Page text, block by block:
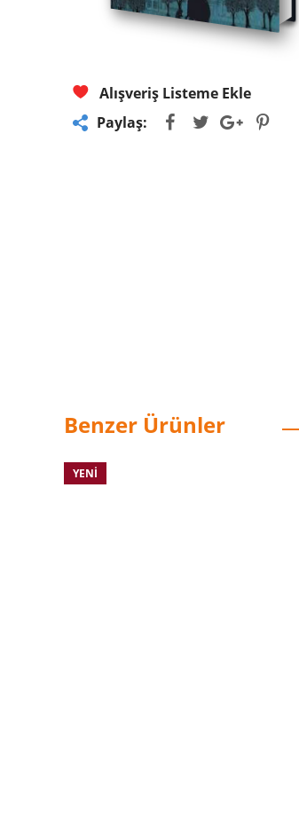
Alışveriş Listeme Ekle
Paylaş:
Benzer Ürünler
YENI